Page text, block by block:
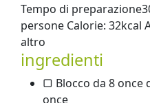
Tempo di
persone Calorie: 32kcal
altro
ingredienti
▢ Blocco da 8 once
once